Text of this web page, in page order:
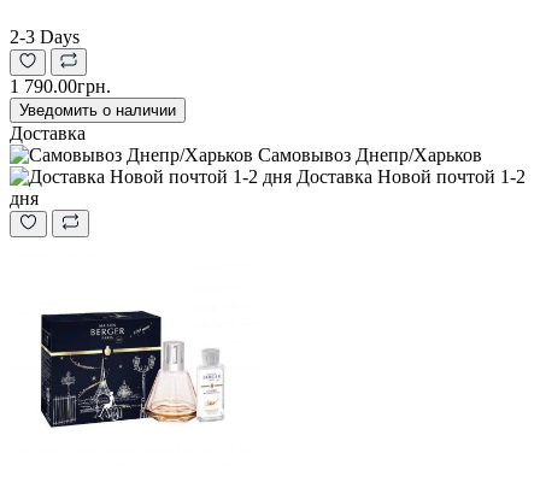
2-3 Days
1 790.00грн.
Уведомить о наличии
Доставка
Самовывоз Днепр/Харьков
Доставка Новой почтой 1-2
дня